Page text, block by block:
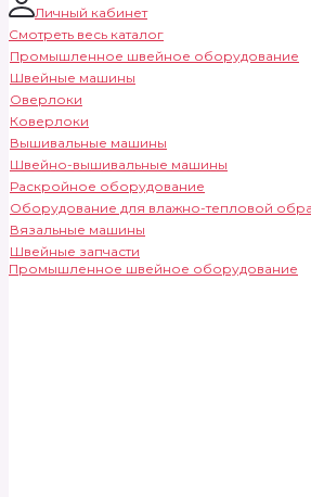
Личный кабинет
Смотреть весь каталог
Промышленное швейное оборудование
Швейные машины
Оверлоки
Коверлоки
Вышивальные машины
Швейно-вышивальные машины
Раскройное оборудование
Оборудование для влажно-тепловой
Вязальные машины
Швейные запчасти
Промышленное швейное оборудование